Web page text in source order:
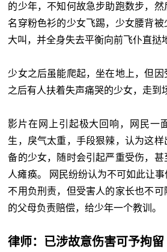
的少年，不知何故急步助跑数步，
名穿粉色衫的少女飞踢，少女腰背
大叫，并全身失去平衡向前飞仆直挞
少女之后虽能爬起，坐在地上，但因
之后有人扶着失声痛哭的少女，走到
影片在网上引起极大回响，网民一
生，戾气太重，手段狠辣，认为这
备的少女，随时会引起严重受伤，
人瘫痪。 网民纷纷认为不可如此让
不用负刑责，但受害人的家长也不
的父母负责赔偿，给少年一个教训。
律师：已涉故意伤害可予拘留